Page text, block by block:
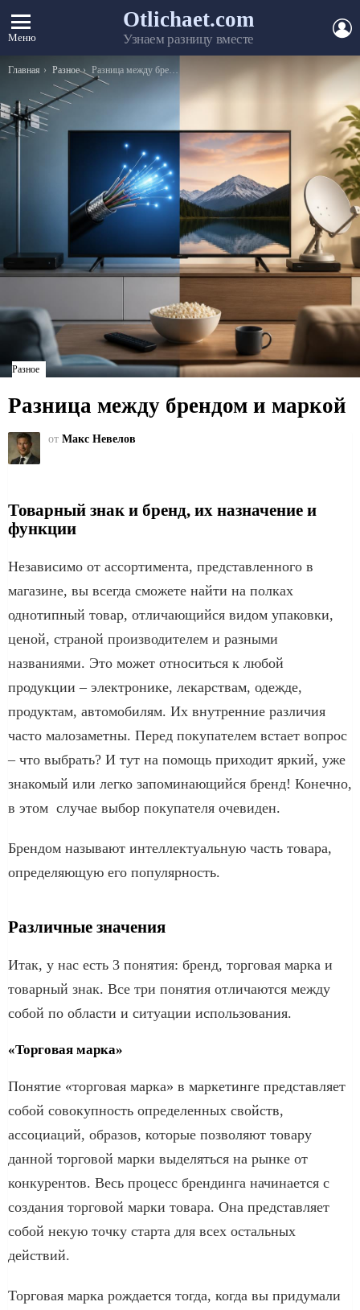
Меню
Otlichaet.com
Узнаем разницу вместе
Вы здесь:
Главная Разное Разница между брендом и маркой
Разное
Разница между брендом и маркой
от Макс Невелов
Товарный знак и бренд, их назначение и
функции
Независимо от ассортимента, представленного в
магазине, вы всегда сможете найти на полках
однотипный товар, отличающийся видом упаковки,
ценой, страной производителем и разными
названиями. Это может относиться к любой
продукции – электронике, лекарствам, одежде,
продуктам, автомобилям. Их внутренние различия
часто малозаметны. Перед покупателем встает вопрос
– что выбрать? И тут на помощь приходит яркий, уже
знакомый или легко запоминающийся бренд! Конечно,
в этом случае выбор покупателя очевиден.
Брендом называют интеллектуальную часть товара,
определяющую его популярность.
Различные значения
Итак, у нас есть 3 понятия: бренд, торговая марка и
товарный знак. Все три понятия отличаются между
собой по области и ситуации использования.
«Торговая марка»
Понятие «торговая марка» в маркетинге представляет
собой совокупность определенных свойств,
ассоциаций, образов, которые позволяют товару
данной торговой марки выделяться на рынке от
конкурентов. Весь процесс брендинга начинается с
создания торговой марки товара. Она представляет
собой некую точку старта для всех остальных
действий.
Торговая марка рождается тогда, когда вы придумали